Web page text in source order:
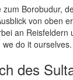
Borobudur,
von oben
an
do it
des